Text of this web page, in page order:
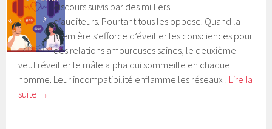
discours suivis par des milliers
d’auditeurs. Pourtant tous les oppose. Quand la
première s’efforce d’éveiller les consciences pour
des relations amoureuses saines, le deuxième
veut réveiller le mâle alpha qui sommeille en chaque
homme. Leur incompatibilité enflamme les réseaux ! Lire la
suite →